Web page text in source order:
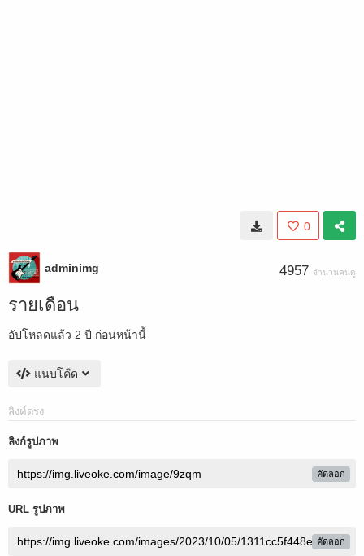
0
adminimg 4957 จำนวนคนดู
รายเดือน
อัปโหลดแล้ว 2 ปี ก่อนหน้านี้
แนบโค๊ด
ลิงค์ตรง
ลิงก์รูปภาพ
คัดลอก
URL รูปภาพ
คัดลอก